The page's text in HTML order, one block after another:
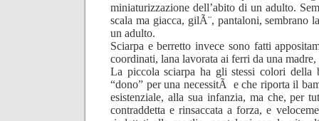
miniaturizzazione dell’abito di un adulto.
scala ma giacca, gilÃ¨, pantaloni, sembrano
un adulto.
Sciarpa e berretto invece sono fatti
coordinati, lana lavorata ai ferri da una madre,
La piccola sciarpa ha gli stessi colori della
“dono” per una necessitÃ e che riporta il
esistenziale, alla sua infanzia, ma che, per
contraddetta e rinsaccata a forza, e